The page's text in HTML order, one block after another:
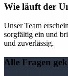
Wie läuft der
Unser Team
sorgfältig ein und
und zuverlässig.
Alle Fragen